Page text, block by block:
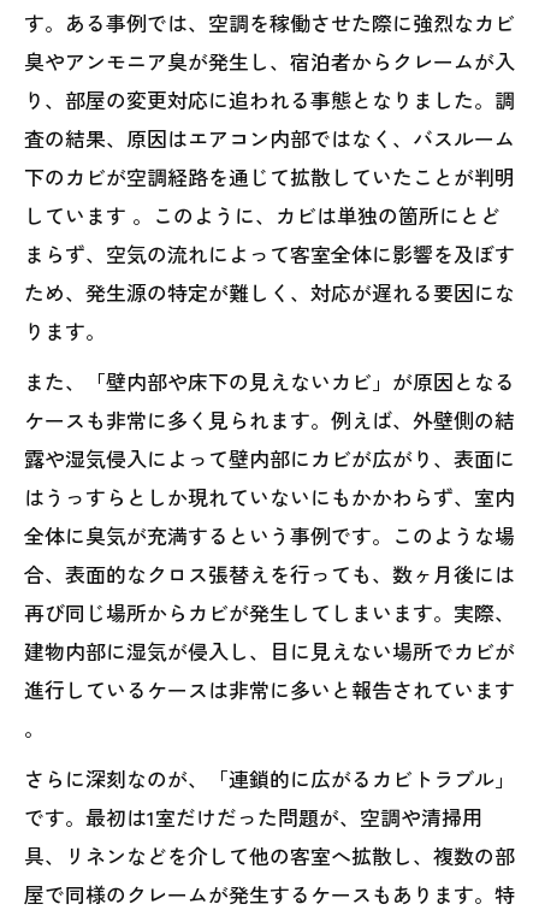
す。ある事例では、空調を稼働させた際に強烈なカビ
臭やアンモニア臭が発生し、宿泊者からクレームが入
り、部屋の変更対応に追われる事態となりました。調
査の結果、原因はエアコン内部ではなく、バスルーム
下のカビが空調経路を通じて拡散していたことが判明
しています 。このように、カビは単独の箇所にとど
まらず、空気の流れによって客室全体に影響を及ぼす
ため、発生源の特定が難しく、対応が遅れる要因にな
ります。
また、「壁内部や床下の見えないカビ」が原因となる
ケースも非常に多く見られます。例えば、外壁側の結
露や湿気侵入によって壁内部にカビが広がり、表面に
はうっすらとしか現れていないにもかかわらず、室内
全体に臭気が充満するという事例です。このような場
合、表面的なクロス張替えを行っても、数ヶ月後には
再び同じ場所からカビが発生してしまいます。実際、
建物内部に湿気が侵入し、目に見えない場所でカビが
進行しているケースは非常に多いと報告されています
。
さらに深刻なのが、「連鎖的に広がるカビトラブル」
です。最初は1室だけだった問題が、空調や清掃用
具、リネンなどを介して他の客室へ拡散し、複数の部
屋で同様のクレームが発生するケースもあります。特